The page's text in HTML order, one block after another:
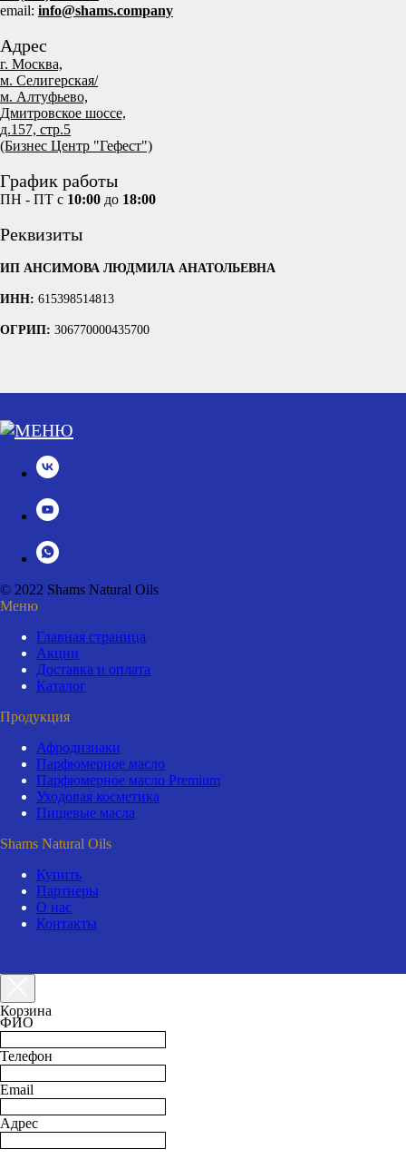
email: info@shams.company
Адрес
г. Москва,
м. Селигерская/
м. Алтуфьево,
Дмитровское шоссе,
д.157, стр.5
(Бизнес Центр "Гефест")
График работы
ПН - ПТ с 10:00 до 18:00
Реквизиты
ИП АНСИМОВА ЛЮДМИЛА АНАТОЛЬЕВНА
ИНН: 615398514813
ОГРИП: 306770000435700
© 2022 Shams Natural Oils
Меню
Главная страница
Акции
Доставка и оплата
Каталог
Продукция
Афродизиаки
Парфюмерное масло
Парфюмерное масло Premium
Уходовая косметика
Пищевые масла
Shams Natural Oils
Купить
Партнеры
О нас
Контакты
Корзина
ФИО
Телефон
Email
Адрес